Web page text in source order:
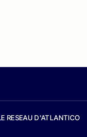
RESEAU D'ATLANTICO